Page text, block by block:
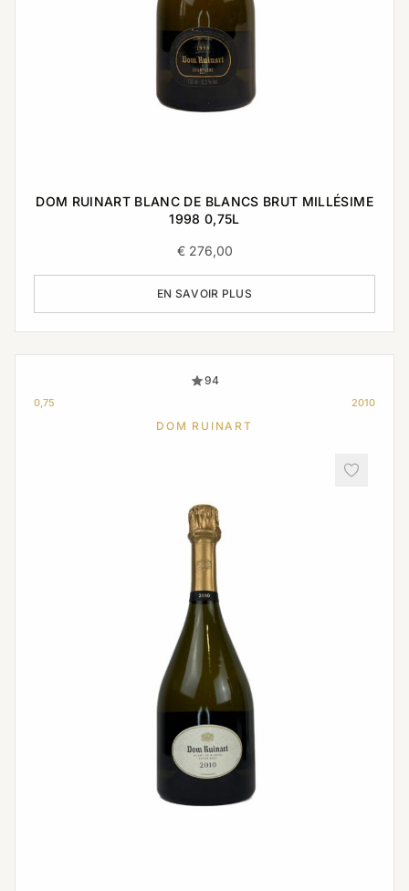
DOM RUINART BLANC DE BLANCS BRUT MILLÉSIME
1998 0,75L
€276,00
EN SAVOIR PLUS
94
0,75 2010
DOM RUINART